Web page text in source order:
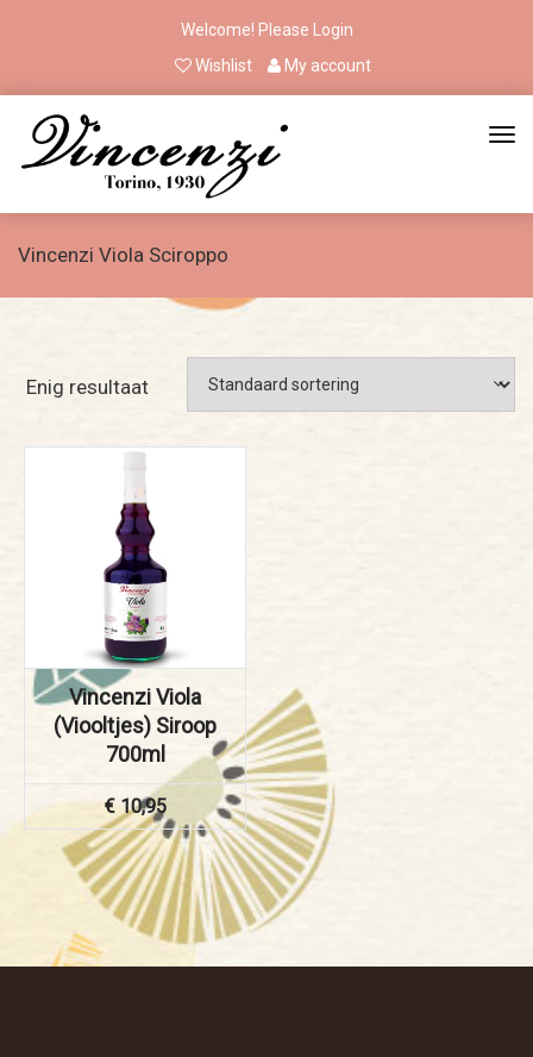
Welcome! Please
Login
Wishlist
My account
Vincenzi Viola Sciroppo
Enig resultaat
Vincenzi Viola
(Viooltjes) Siroop
700ml
€10,95